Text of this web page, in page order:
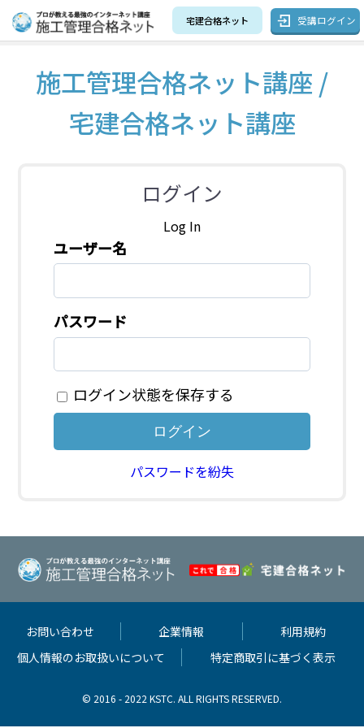
宅建合格ネット 受講ログイン
施工管理合格ネット講座 /
宅建合格ネット講座
ログイン
Log In
ユーザー名
パスワード
ログイン状態を保存する
パスワードを紛失
お問い合わせ 企業情報
利用規約
個人情報のお取扱いについて
特定商取引に基づく表示
© 2016 - 2022 KSTC. ALL RIGHTS RESERVED.